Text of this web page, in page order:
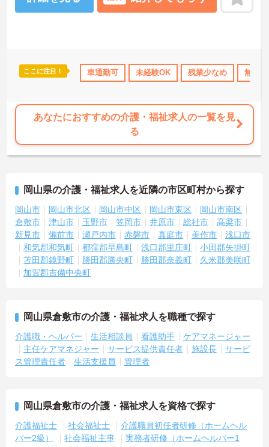
･育休･介護休暇取得実績あり 高収入 ボーナス・賞与あり
しますのでお気軽にご相談ください！
ここに注目！ 車通勤可 未経験OK 残業少なめ 無資
あなたにおすすめの介護・福祉求人の一覧を見
る
岡山県の介護・福祉求人を近隣の市区町村から探す
岡山市 岡山市北区 岡山市中区 岡山市東区
岡山市南区
倉敷市
津山市 玉野市 笠岡市 井原市 総社市
高梁市
新見市
備前市 瀬戸内市 赤磐市 真庭市 美作市
浅口市
和気郡和気町
都窪郡早島町 浅口郡里庄町
小田郡矢掛町
苫田郡鏡野町
勝田郡勝央町 勝田郡奈義町
久米郡美咲町
加賀郡吉備中央町
岡山県倉敷市の介護・福祉求人を職種で探す
介護職・ヘルパー 生活相談員 看護助手
ケアマネージャー
主任ケアマネジャー
サービス提供責任者 施設長
サービ
ス管理責任者
生活支援員 管理者
岡山県倉敷市の介護・福祉求人を資格で探す
介護福祉士 社会福祉士
介護職員初任者研修（ホームヘル
パー2級）
社会福祉主事
実務者研修（ホームヘルパー1